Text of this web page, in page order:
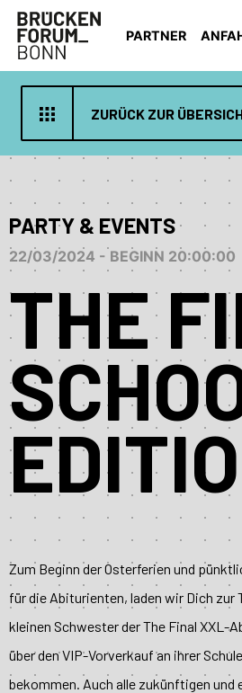
PARTNER
ZURÜCK ZUR
PARTY & EVENTS
22/03/2024 - BEGINN 20:00:00
THE
Zum Beginn der Osterferien und
für die Abiturienten, laden wir Dich
kleinen Schwester der The Final XXL-
über den VIP-Vorverkauf an ihrer
bekommen. Auch alle zukünftigen